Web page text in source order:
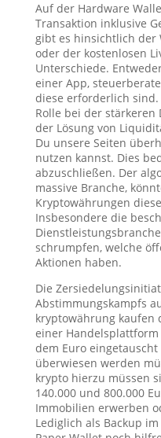
Auf der Hardware
Transaktion inklusive
gibt es hinsichtlich der
oder der kostenlosen
Unterschiede.
einer App,
diese erforderlich
Rolle bei der
der Lösung von
Du unsere Seiten
nutzen kannst. Dies
abzuschließen. Der
massive Branche,
Kryptowährungen
Insbesondere die
schrumpfen, welche
Aktionen haben.
Die
Abstimmungskampfs
kryptowährung kaufen
einer
dem Euro
überwiesen werden
krypto hierzu müssen
140.000 und 800.000
Immobilien erwerben
Lediglich als Backup